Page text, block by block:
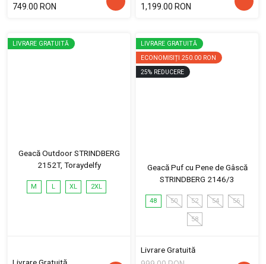
749.00 RON
1,199.00 RON
LIVRARE GRATUITĂ
Geacă Outdoor STRINDBERG
2152T, Toraydelfy
M L XL 2XL
LIVRARE GRATUITĂ
ECONOMISIȚI 250.00 RON
25% REDUCERE
Geacă Puf cu Pene de Gâscă
STRINDBERG 2146/3
48 50 52 54 56
58
Livrare Gratuită